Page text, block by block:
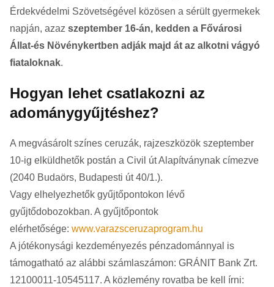
Érdekvédelmi Szövetségével közösen a sérült gyermekek
napján, azaz szeptember 16-án, kedden a Fővárosi
Állat-és Növénykertben adják majd át az alkotni vágyó
fiataloknak.
Hogyan lehet csatlakozni az
adománygyűjtéshez?
A megvásárolt színes ceruzák, rajzeszközök szeptember
10-ig elküldhetők postán a Civil út Alapítványnak címezve
(2040 Budaörs, Budapesti út 40/1.).
Vagy elhelyezhetők gyűjtőpontokon lévő
gyűjtődobozokban. A gyűjtőpontok
elérhetősége: www.varazsceruzaprogram.hu
A jótékonysági kezdeményezés pénzadománnyal is
támogatható az alábbi számlaszámon: GRÁNIT Bank Zrt.
12100011-10545117. A közlemény rovatba be kell írni: